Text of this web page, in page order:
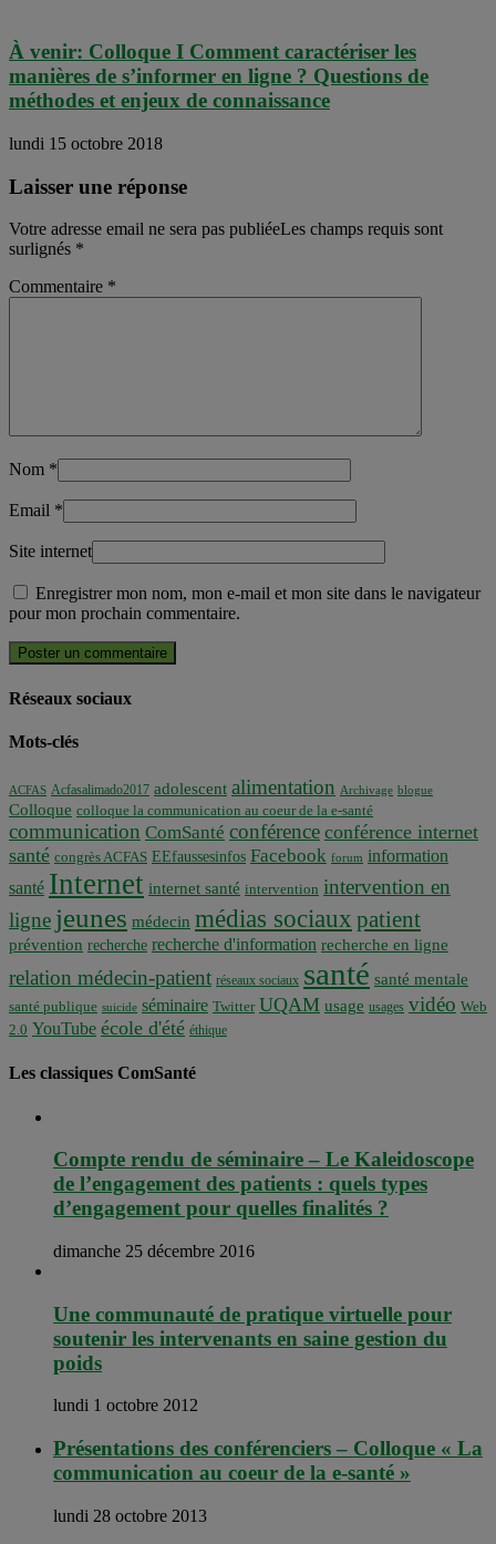
À venir: Colloque I Comment caractériser les
manières de s’informer en ligne ? Questions de
méthodes et enjeux de connaissance
lundi 15 octobre 2018
Laisser une réponse
Votre adresse email ne sera pas publiéeLes champs requis sont
surlignés *
Commentaire *
Nom *
Email *
Site internet
Enregistrer mon nom, mon e-mail et mon site dans le navigateur
pour mon prochain commentaire.
Réseaux sociaux
Mots-clés
ACFAS Acfasalimado2017 adolescent alimentation Archivage blogue
Colloque colloque la communication au coeur de la e-santé
communication ComSanté conférence conférence internet
santé congrès ACFAS EEfaussesinfos Facebook forum information
santé Internet internet santé intervention intervention en
ligne jeunes médecin médias sociaux patient
prévention recherche recherche d'information recherche en ligne
relation médecin-patient réseaux sociaux santé santé mentale
santé publique suicide séminaire Twitter UQAM usage usages vidéo Web
2.0 YouTube école d'été éthique
Les classiques ComSanté
Compte rendu de séminaire – Le Kaleidoscope
de l’engagement des patients : quels types
d’engagement pour quelles finalités ?
dimanche 25 décembre 2016
Une communauté de pratique virtuelle pour
soutenir les intervenants en saine gestion du
poids
lundi 1 octobre 2012
Présentations des conférenciers – Colloque « La
communication au coeur de la e-santé »
lundi 28 octobre 2013